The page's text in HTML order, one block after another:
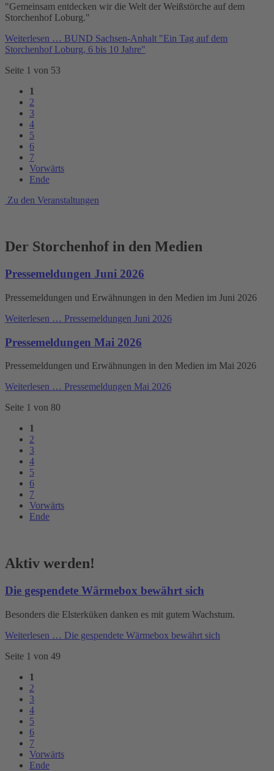
"Gemeinsam entdecken wir die Welt der Weißstörche auf dem
Storchenhof Loburg."
Weiterlesen … BUND Sachsen-Anhalt "Ein Tag auf dem
Storchenhof Loburg, 6 bis 10 Jahre"
Seite 1 von 53
1
2
3
4
5
6
7
Vorwärts
Ende
Zu den Veranstaltungen
Der Storchenhof in den Medien
Pressemeldungen Juni 2026
Pressemeldungen und Erwähnungen in den Medien im Juni 2026
Weiterlesen … Pressemeldungen Juni 2026
Pressemeldungen Mai 2026
Pressemeldungen und Erwähnungen in den Medien im Mai 2026
Weiterlesen … Pressemeldungen Mai 2026
Seite 1 von 80
1
2
3
4
5
6
7
Vorwärts
Ende
Aktiv werden!
Die gespendete Wärmebox bewährt sich
Besonders die Elsterküken danken es mit gutem Wachstum.
Weiterlesen … Die gespendete Wärmebox bewährt sich
Seite 1 von 49
1
2
3
4
5
6
7
Vorwärts
Ende